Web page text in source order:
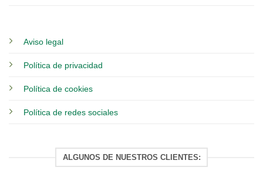
Aviso legal
Política de privacidad
Política de cookies
Política de redes sociales
ALGUNOS DE NUESTROS CLIENTES: